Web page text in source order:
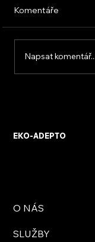
Komentáře
Napsat komentář...
EKO-ADEPTO
O NÁS
SLUŽBY